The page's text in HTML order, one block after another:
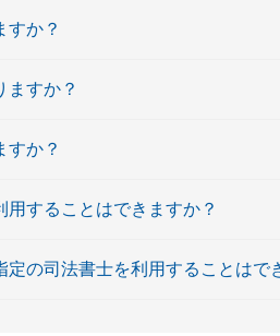
すか？
ますか？
すか？
用することはできますか？
の司法書士を利用することはで